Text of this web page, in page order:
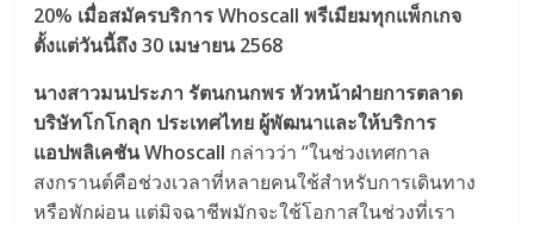
20% เมื่อสมัครบริการ Whoscall พรีเมียมทุกแพ็กเกจ
ตั้งแต่วันนี้ถึง 30 เมษายน 2568
นางสาวมนประภา รัตนกนกพร หัวหน้าฝ่ายการตลาด
บริษัทโกโกลุก ประเทศไทย ผู้พัฒนาและให้บริการ
แอปพลิเคชัน Whoscall กล่าวว่า “ในช่วงเทศกาล
สงกรานต์คือช่วงเวลาที่หลายคนใช้สำหรับการเดินทาง
หรือพักผ่อน แต่มิจฉาชีพมักจะใช้โอกาสในช่วงที่เรา